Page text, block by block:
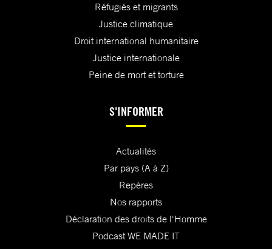
Réfugiés et migrants
Justice climatique
Droit international humanitaire
Justice internationale
Peine de mort et torture
S'INFORMER
Actualités
Par pays (A à Z)
Repères
Nos rapports
Déclaration des droits de l'Homme
Podcast WE MADE IT